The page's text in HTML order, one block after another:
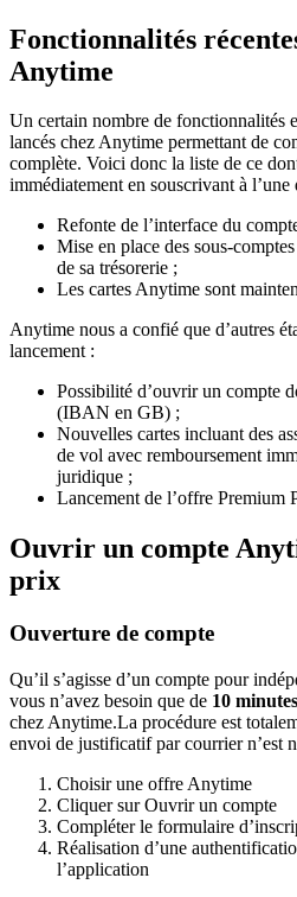
Fonctionnalités
Anytime
Un certain nombre de fonctionnalités
lancés chez Anytime permettant de
complète. Voici donc la liste de ce
immédiatement en souscrivant à l’une
Refonte de l’interface du
Mise en place des sous-
de sa trésorerie ;
Les cartes Anytime sont
Anytime nous a confié que d’autres
lancement :
Possibilité d’ouvrir un compte
(IBAN en GB) ;
Nouvelles cartes incluant des
de vol avec remboursement
juridique ;
Lancement de l’offre Premium
Ouvrir un compte
prix
Ouverture de compte
Qu’il s’agisse d’un compte pour
vous n’avez besoin que de 10 minutes
chez Anytime.La procédure est
envoi de justificatif par courrier n’est
Choisir une offre Anytime
Cliquer sur Ouvrir un compte
Compléter le formulaire
Réalisation d’une
l’application